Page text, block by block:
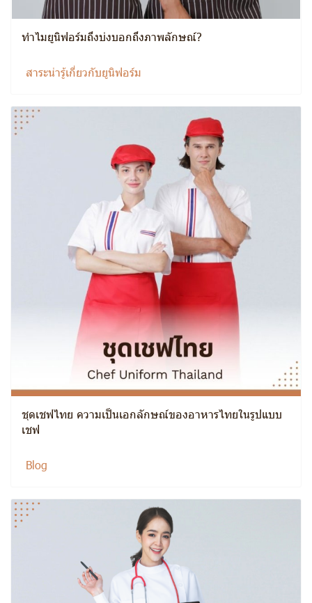
ทำไมยูนิฟอร์มถึงบ่งบอกถึงภาพลักษณ์?
สาระน่ารู้เกี่ยวกับยูนิฟอร์ม
ชุดเชฟไทย ความเป็นเอกลักษณ์ของอาหารไทยในรูปแบบ
เชฟ
Blog